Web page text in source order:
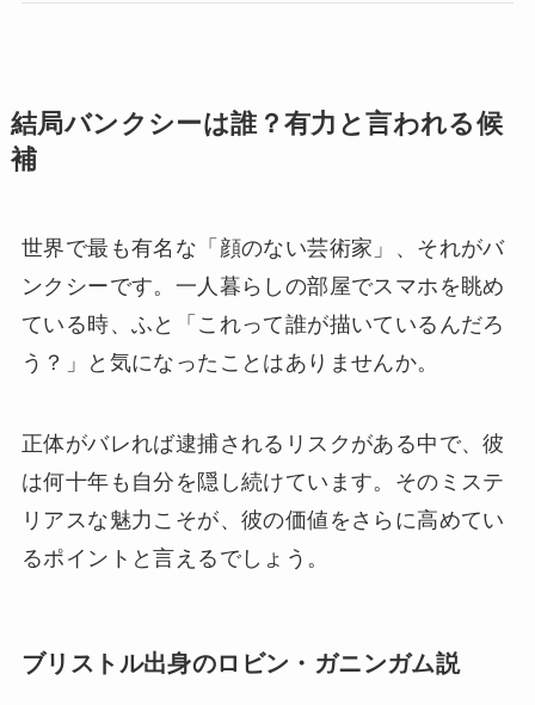
結局バンクシーは誰？有力と言われる候
補
世界で最も有名な「顔のない芸術家」、それがバ
ンクシーです。一人暮らしの部屋でスマホを眺め
ている時、ふと「これって誰が描いているんだろ
う？」と気になったことはありませんか。
正体がバレれば逮捕されるリスクがある中で、彼
は何十年も自分を隠し続けています。そのミステ
リアスな魅力こそが、彼の価値をさらに高めてい
るポイントと言えるでしょう。
ブリストル出身のロビン・ガニンガム説